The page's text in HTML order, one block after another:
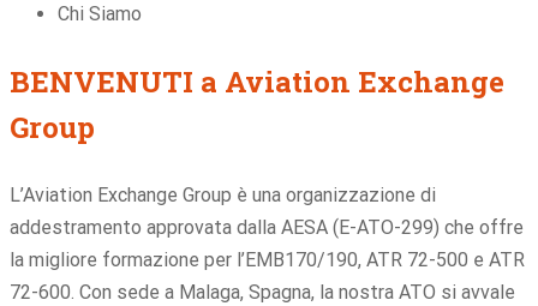
Chi Siamo
BENVENUTI a Aviation Exchange
Group
L’Aviation Exchange Group è una organizzazione di
addestramento approvata dalla AESA (E-ATO-299) che offre
la migliore formazione per l’EMB170/190, ATR 72-500 e ATR
72-600. Con sede a Malaga, Spagna, la nostra ATO si avvale